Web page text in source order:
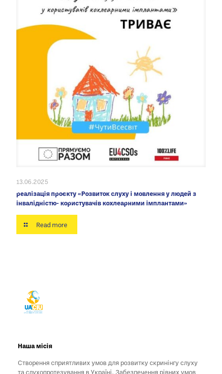
13.06.2025
реалізація проєкту «Розвиток слуху і мовлення у людей з
інвалідністю- користувачів кохлеарними імплантами»
Read more
Наша місія
Створення сприятливих умов для розвитку скринінгу слуху
та слухопротезування в Україні. Забезпечення рівних умов